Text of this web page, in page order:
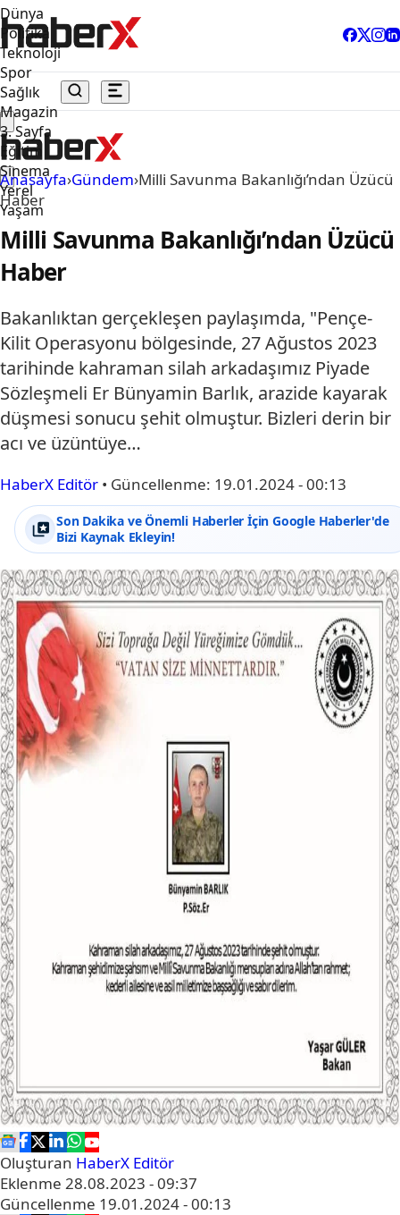
Dünya
Politika
Teknoloji
Spor
Sağlık
Magazin
3. Sayfa
Eğitim
Sinema
Yerel
Yaşam
Anasayfa›Gündem›Milli Savunma Bakanlığı’ndan Üzücü
Haber
Milli Savunma Bakanlığı’ndan Üzücü
Haber
Bakanlıktan gerçekleşen paylaşımda, "Pençe-
Kilit Operasyonu bölgesinde, 27 Ağustos 2023
tarihinde kahraman silah arkadaşımız Piyade
Sözleşmeli Er Bünyamin Barlık, arazide kayarak
düşmesi sonucu şehit olmuştur. Bizleri derin bir
acı ve üzüntüye…
HaberX Editör • Güncellenme: 19.01.2024 - 00:13
Son Dakika ve Önemli Haberler İçin Google Haberler'de
Bizi Kaynak Ekleyin!
Oluşturan HaberX Editör
Eklenme 28.08.2023 - 09:37
Güncellenme 19.01.2024 - 00:13